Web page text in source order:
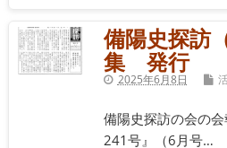
備陽史探訪
集 発行
2025年6月8日
備陽史探訪の会の
241号』（6月号…